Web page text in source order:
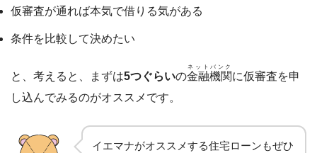
仮審査が通れば本気で借りる気がある
条件を比較して決めたい
と、考えると、まずは5つぐらいの金融機関
ネットバンク
に仮審査を申
し込んでみるのがオススメです。
イエマナがオススメする住宅ローンもぜひ